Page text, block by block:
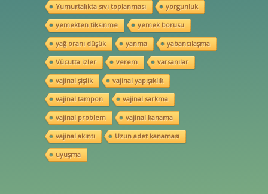
Yumurtalıkta sıvı toplanması yorgunluk
yemekten tiksinme yemek borusu
yağ oranı düşük yanma yabancılaşma
Vücutta izler verem varsanılar
vajinal şişlik vajinal yapışıklık
vajinal tampon vajinal sarkma
vajinal problem vajinal kanama
vajinal akıntı Uzun adet kanaması
uyuşma